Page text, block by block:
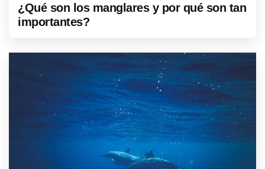
¿Qué son los manglares y por qué son tan
importantes?